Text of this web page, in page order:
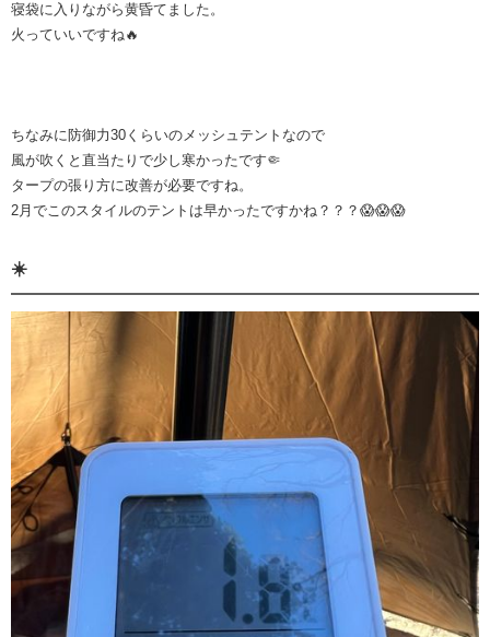
寝袋に入りながら黄昏てました。
火っていいですね🔥
ちなみに防御力30くらいのメッシュテントなので
風が吹くと直当たりで少し寒かったです🤏
タープの張り方に改善が必要ですね。
2月でこのスタイルのテントは早かったですかね？？？😱😱😱
☀️